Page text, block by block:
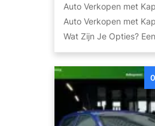
Auto Verkopen met
Auto Verkopen met
Wat Zijn Je Opties?